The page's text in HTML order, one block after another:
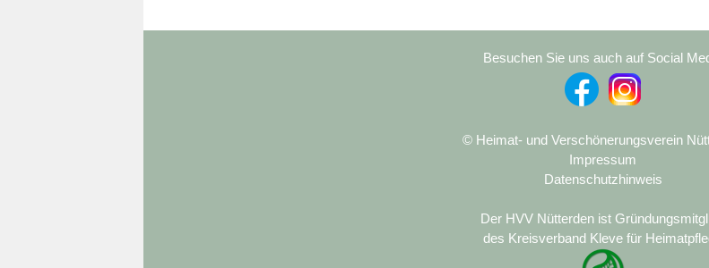
Besuchen Sie uns auch auf Social
© Heimat- und Verschönerungsverein
Impressum
Datenschutzhinweis
Der HVV Nütterden ist
des Kreisverband Kleve für